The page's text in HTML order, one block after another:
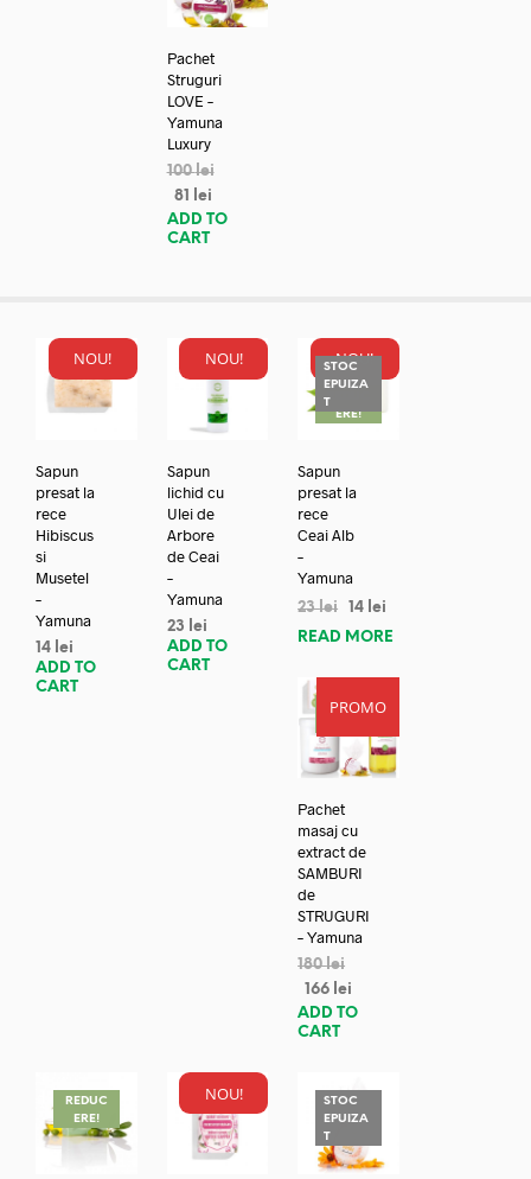
Pachet
Struguri
LOVE –
Yamuna
Luxury
100lei
81
lei
ADD TO
CART
NOU!
Sapun
presat la
rece
Hibiscus
si
Musetel
–
Yamuna
14 lei
ADD TO
CART
NOU!
Sapun
lichid cu
Ulei de
Arbore
de Ceai
–
Yamuna
23
lei
ADD TO
CART
NOU!
STOC
EPUIZA
TREDUC
ERE!
Sapun
presat la
rece
Ceai Alb
–
Yamuna
23lei 14 lei
READ MORE
PROMO
REDUC
Pachet
masaj cu
extract de
SAMBURI
de
STRUGURI
– Yamuna
180lei
166 lei
ADD TO
CART
REDUC
ERE!
NOU!
STOC
EPUIZA
T